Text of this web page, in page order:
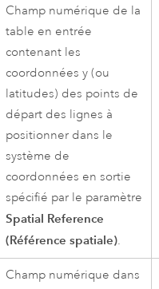
Champ numérique de la
table en entrée
contenant les
coordonnées y (ou
latitudes) des points de
départ des lignes à
positionner dans le
système de
coordonnées en sortie
spécifié par le paramètre
Spatial Reference
(Référence spatiale).
Champ numérique dans